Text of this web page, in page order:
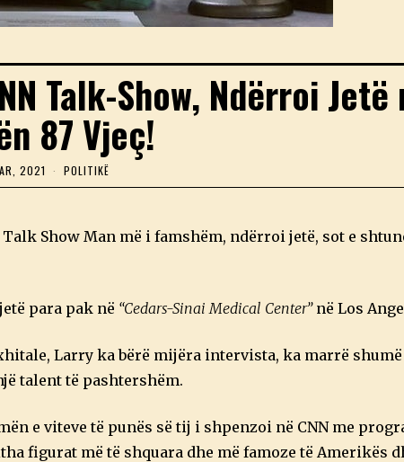
Talk-Show, Ndërroi Jetë
87 Vjeç!
2021
3
N
A
2
POLITIKË
Show Man më i famshëm, ndërroi jetë, sot e
para pak në “Cedars-Sinai Medical Center” në Los
Larry ka bërë mijëra intervista, ka marrë
talent të pashtershëm.
e viteve të punës së tij i shpenzoi në CNN me
figurat më të shquara dhe më famoze të Amerikës